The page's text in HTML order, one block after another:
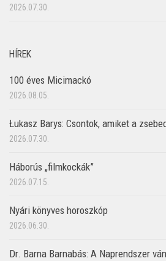
2026.07.30.
HÍREK
100 éves Micimackó
2026.08.05.
Łukasz Barys: Csontok, amiket a
2026.07.30.
Háborús „filmkockák”
2026.07.15.
Nyári könyves horoszkóp
2026.06.30.
Dr. Barna Barnabás: A Naprendszer